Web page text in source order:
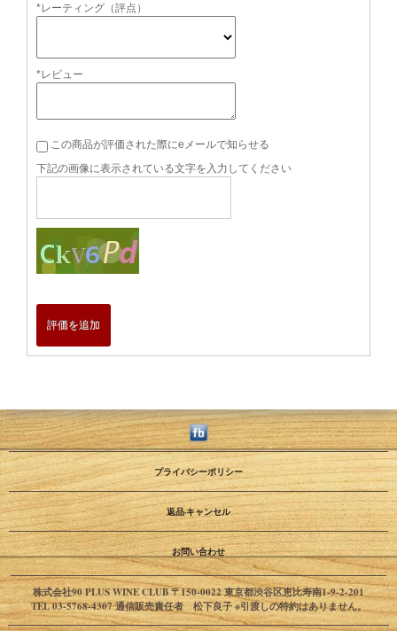
*レーティング（評点）
*レビュー
この商品が評価された際にeメールで知らせる
下記の画像に表示されている文字を入力してください
評価を追加
プライバシーポリシー
返品·キャンセル
お問い合わせ
株式会社90 PLUS WINE CLUB 〒150-0022 東京都渋谷区恵比寿南1-9-2-201
TEL 03-5768-4307 通信販売責任者 松下良子 ※引渡しの特約はありません。